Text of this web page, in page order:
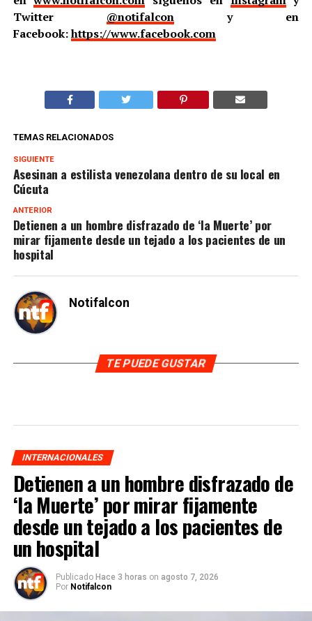
Twitter @notifalcony en
Facebook:https://www.facebook.com
TEMAS RELACIONADOS
SIGUIENTE
Asesinan a estilista venezolana dentro de su local en
Cúcuta
ANTERIOR
Detienen a un hombre disfrazado de ‘la Muerte’ por
mirar fijamente desde un tejado a los pacientes de un
hospital
Notifalcon
TE PUEDE GUSTAR
INTERNACIONALES
Detienen a un hombre disfrazado de
‘la Muerte’ por mirar fijamente
desde un tejado a los pacientes de
un hospital
Publicado Hace 3 horas on agosto 7, 2026
Por Notifalcon